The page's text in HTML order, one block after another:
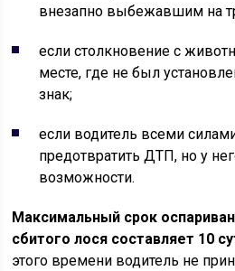
внезапно выбежавшим на
если столкновение с
месте, где не был
знак;
если водитель всеми
предотвратить ДТП, но у
возможности.
Максимальный срок
сбитого лося составляет 10
этого времени водитель не